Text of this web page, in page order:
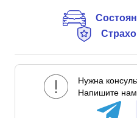
Нужна
Напишите